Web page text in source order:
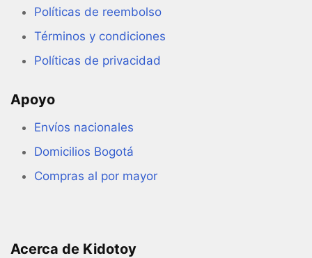
Políticas de reembolso
Términos y condiciones
Políticas de privacidad
Apoyo
Envíos nacionales
Domicilios Bogotá
Compras al por mayor
Acerca de Kidotoy